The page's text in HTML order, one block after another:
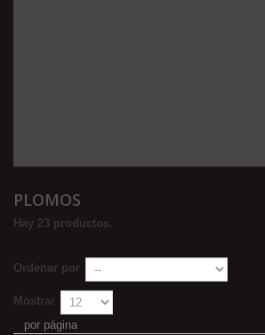
PLOMOS
Hay 23 productos.
Ordenar por
Mostrar
por página